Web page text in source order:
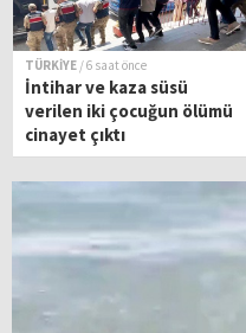
TÜRKİYE / 6 saat önce
İntihar ve kaza süsü
verilen iki çocuğun ölümü
cinayet çıktı